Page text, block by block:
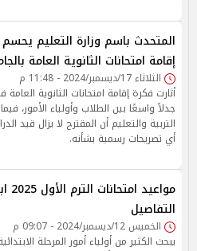
المتحدث باسم وزارة التعليم
إقامة امتحانات الثانوية العامة
الثلاثاء 17/ديسمبر/2024 - 11:48 م
أثارت فكرة إقامة امتحانات الثانوية
جدلاً واسعًا بين الطلاب وأولياء الأمور،
التربية والتعليم أن المقترح لا يزال قيد
أي تصريحات رسمية بشأنه.
التفاصيل
الخميس 12/ديسمبر/2024 - 09:07 م
يبحث الكثير من أولياء أمور المرحلة